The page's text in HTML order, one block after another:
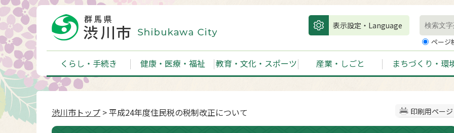
表示設定・Language
ページ
くらし・手続き 健康・医療・福祉 教育・文化・スポーツ 産業・しごと まちづくり・環
印刷用ページ
渋川市トップ > 平成24年度住民税の税制改正について